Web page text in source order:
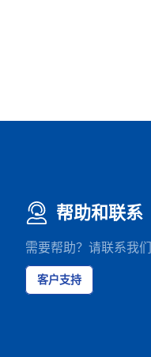
帮助和联系
需要帮助？请联系我
客户支持